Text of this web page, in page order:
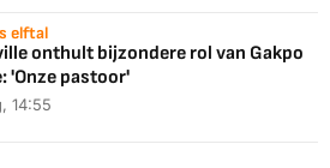
elftal
onthult bijzondere rol van Gakpo
'Onze pastoor'
14:55